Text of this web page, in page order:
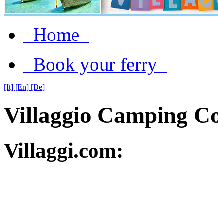
Home
Book your ferry
[It] [En] [De]
Villaggio Camping
Villaggi.com: